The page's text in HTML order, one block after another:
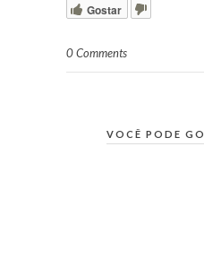
Gostar
0 Comments
VOCÊ PODE